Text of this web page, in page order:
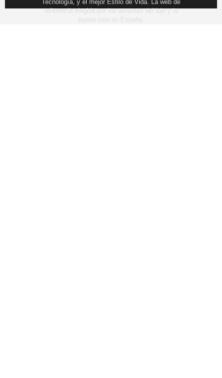
Tecnología, y el mejor Estilo de Vida. La web de
referencia elegida por los amantes del lujo y la